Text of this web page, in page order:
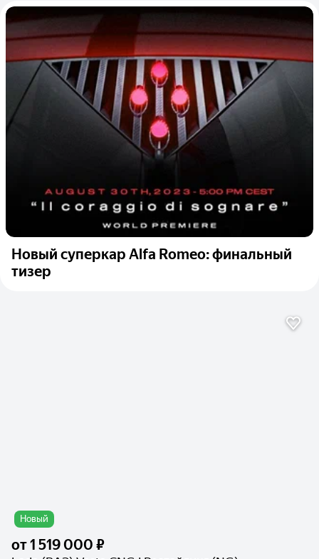
Новый суперкар Alfa Romeo: финальный
тизер
Новый
от1 519 000 ₽